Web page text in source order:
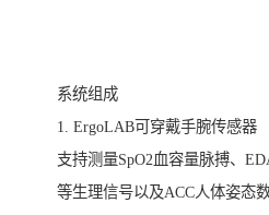
系统组成
1. ErgoLAB可穿戴手腕传感器
支持测量SpO2血容量脉搏、
等生理信号以及ACC人体姿态